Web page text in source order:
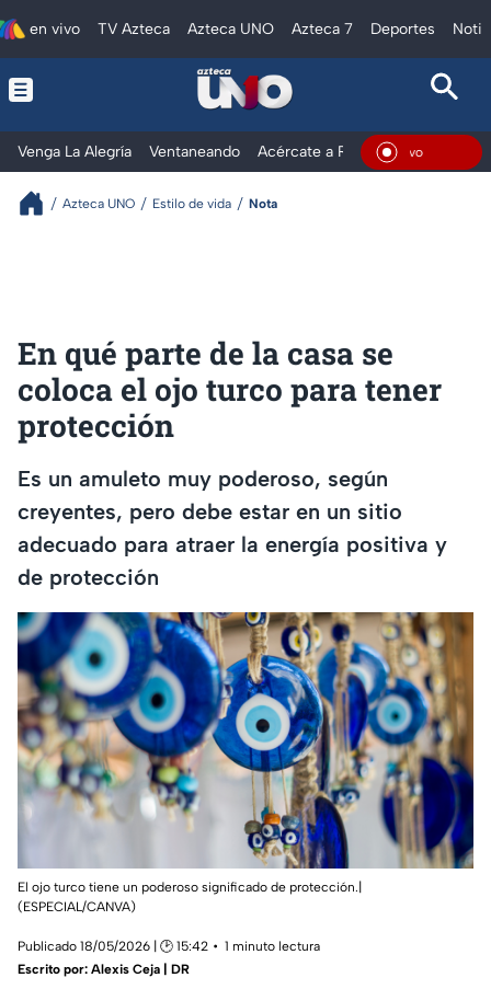
en vivo TV Azteca Azteca UNO Azteca 7 Deportes
Venga La Alegría Ventaneando Acércate a Rocío Al ExtremoEn
Azteca UNO Estilo de vida Nota
En qué parte de la casa se
coloca el ojo turco para tener
protección
Es un amuleto muy poderoso, según
creyentes, pero debe estar en un sitio
adecuado para atraer la energía positiva y
de protección
El ojo turco tiene un poderoso significado de protección.|
(ESPECIAL/CANVA)
Publicado 18/05/2026 | 🕑 15:42
1 minuto lectura
Escrito por: Alexis Ceja | DR